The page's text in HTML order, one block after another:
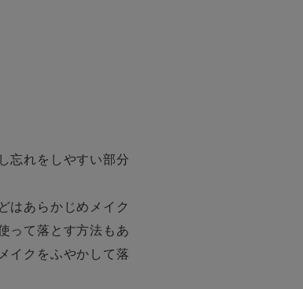
忘れをしやすい部分
はあらかじめメイク
って落とす方法もあ
イクをふやかして落